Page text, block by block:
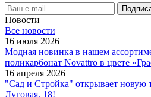
Новости
Все новости
16 июля 2026
Модная новинка в нашем
поликарбонат Novattro в цвете
16 апреля 2026
"Сад и Стройка" открывает новую
Луговая, 18!